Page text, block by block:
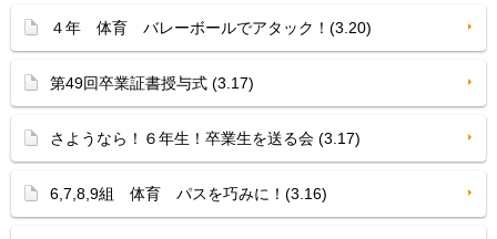
４年 体育 バレーボールでアタック！(3.20)
第49回卒業証書授与式 (3.17)
さようなら！６年生！卒業生を送る会 (3.17)
6,7,8,9組 体育 パスを巧みに！(3.16)